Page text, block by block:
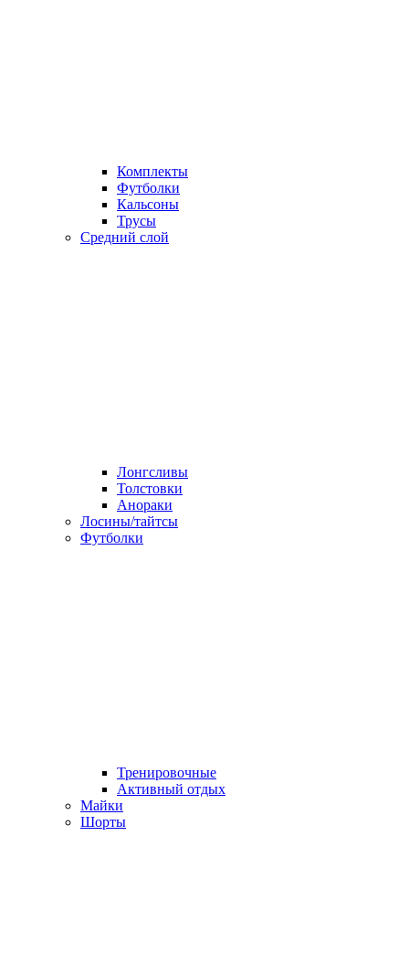
Комплекты
Футболки
Кальсоны
Трусы
Средний слой
Лонгсливы
Толстовки
Анораки
Лосины/тайтсы
Футболки
Тренировочные
Активный отдых
Майки
Шорты